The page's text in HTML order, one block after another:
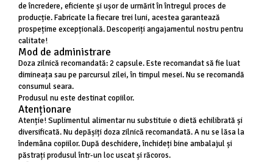
de încredere, eficiente și ușor de urmărit în întregul proces de
producție. Fabricate la fiecare trei luni, acestea garantează
prospețime excepțională. Descoperiți angajamentul nostru pentru
calitate!
Mod de administrare
Doza zilnică recomandată: 2 capsule. Este recomandat să fie luat
dimineața sau pe parcursul zilei, în timpul mesei. Nu se recomandă
consumul seara.
Produsul nu este destinat copiilor.
Atenționare
Atenție! Suplimentul alimentar nu substituie o dietă echilibrată și
diversificată. Nu depășiți doza zilnică recomandată. A nu se lăsa la
îndemâna copiilor. După deschidere, închideți bine ambalajul și
păstrați produsul într-un loc uscat și răcoros.